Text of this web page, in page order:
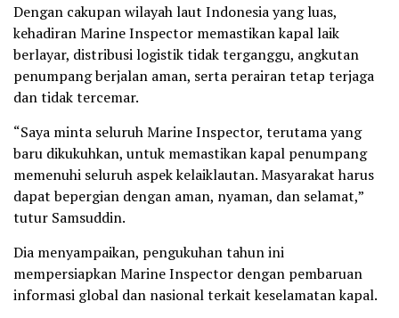
Dengan cakupan wilayah laut Indonesia yang luas,
kehadiran Marine Inspector memastikan kapal laik
berlayar, distribusi logistik tidak terganggu, angkutan
penumpang berjalan aman, serta perairan tetap terjaga
dan tidak tercemar.
“Saya minta seluruh Marine Inspector, terutama yang
baru dikukuhkan, untuk memastikan kapal penumpang
memenuhi seluruh aspek kelaiklautan. Masyarakat harus
dapat bepergian dengan aman, nyaman, dan selamat,”
tutur Samsuddin.
Dia menyampaikan, pengukuhan tahun ini
mempersiapkan Marine Inspector dengan pembaruan
informasi global dan nasional terkait keselamatan kapal.